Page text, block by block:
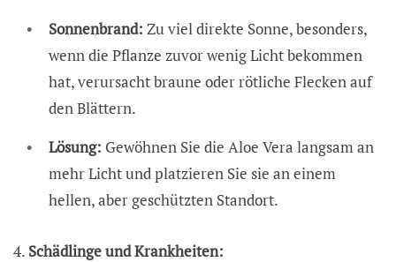
Sonnenbrand: Zu viel direkte Sonne, besonders,
wenn die Pflanze zuvor wenig Licht bekommen
hat, verursacht braune oder rötliche Flecken auf
den Blättern.
Lösung: Gewöhnen Sie die Aloe Vera langsam an
mehr Licht und platzieren Sie sie an einem
hellen, aber geschützten Standort.
4. Schädlinge und Krankheiten: